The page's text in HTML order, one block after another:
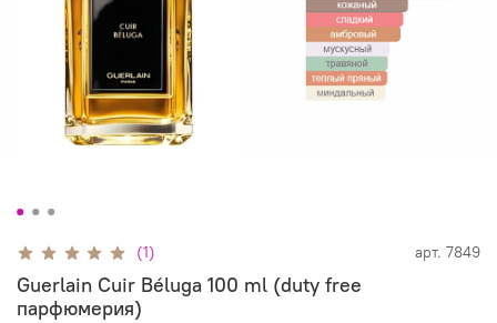
(1) арт. 7849
Guerlain Cuir Béluga 100 ml (duty free
парфюмерия)